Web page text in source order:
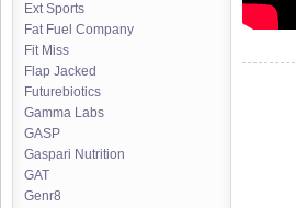
Ext Sports
Fat Fuel Company
Fit Miss
Flap Jacked
Futurebiotics
Gamma Labs
GASP
Gaspari Nutrition
GAT
Genr8